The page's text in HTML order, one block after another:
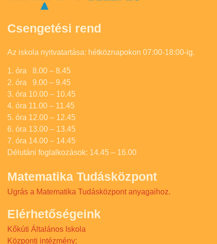
Csengetési rend
Az iskola nyitvatartása: hétköznapokon 07:00-18:00-ig.
1. óra 8.00 – 8.45
2. óra 9.00 – 9.45
3. óra 10.00 – 10.45
4. óra 11.00 – 11.45
5. óra 12.00 – 12.45
6. óra 13.00 – 13.45
7. óra 14.00 – 14.45
Délutáni foglalkozások: 14.45 – 16.00
Matematika Tudásközpont
Ugrás a Matematika Tudásközpont anyagaihoz.
Elérhetőségeink
Kőkúti Általános Iskola
Központi intézmény: